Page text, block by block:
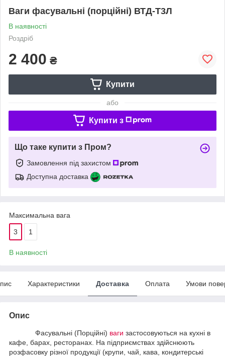
Ваги фасувальні (порційні) ВТД-Т3Л
В наявності
Роздріб
2 400 ₴
Купити
або
Купити з
Що таке купити з Пром?
Замовлення під захистом
Доступна доставка
Максимальна вага
3 1
В наявності
Характеристики Доставка Оплата Умови
Опис
Фасувальні (Порційні) ваги застосовуються на кухні в
кафе, барах, ресторанах. На підприємствах здійснюють
розфасовку різної продукції (крупи, чай, кава, кондитерські